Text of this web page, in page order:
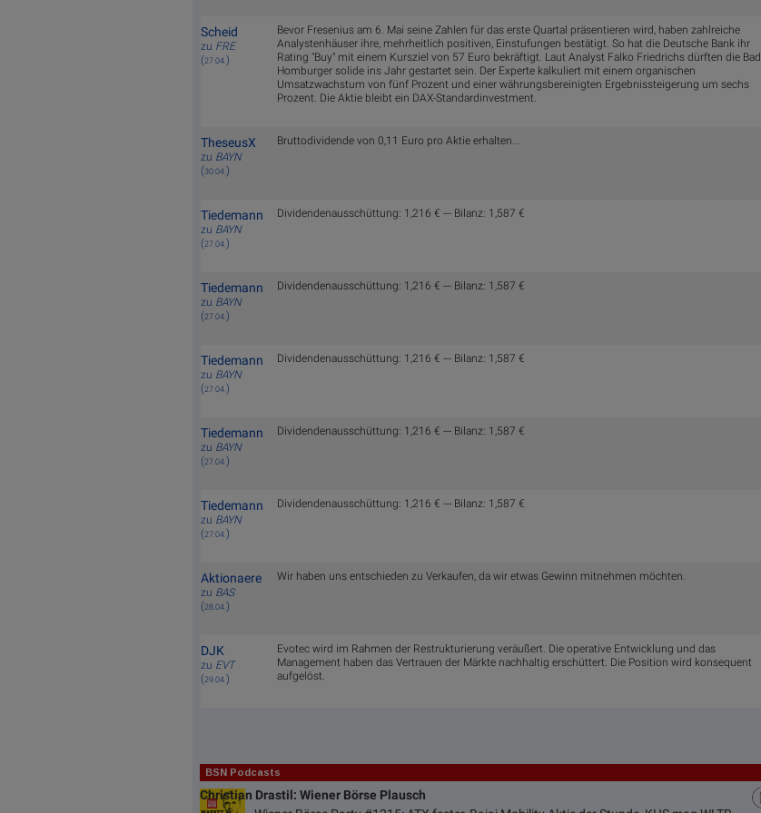
Scheid
zu FRE
(27.04. )
Bevor Fresenius am 6. Mai seine Zahlen für das erste Quartal präsentieren wird, haben zahlreiche
Analystenhäuser ihre, mehrheitlich positiven, Einstufungen bestätigt. So hat die Deutsche Bank ihr
Rating "Buy" mit einem Kursziel von 57 Euro bekräftigt. Laut Analyst Falko Friedrichs dürften die Bad
Homburger solide ins Jahr gestartet sein. Der Experte kalkuliert mit einem organischen
Umsatzwachstum von fünf Prozent und einer währungsbereinigten Ergebnissteigerung um sechs
Prozent. Die Aktie bleibt ein DAX-Standardinvestment.
TheseusX
zu BAYN
(30.04. )
Bruttodividende von 0,11 Euro pro Aktie erhalten...
Tiedemann
zu BAYN
(27.04. )
Dividendenausschüttung: 1,216 € --- Bilanz: 1,587 €
Tiedemann
zu BAYN
(27.04. )
Dividendenausschüttung: 1,216 € --- Bilanz: 1,587 €
Tiedemann
zu BAYN
(27.04. )
Dividendenausschüttung: 1,216 € --- Bilanz: 1,587 €
Tiedemann
zu BAYN
(27.04. )
Dividendenausschüttung: 1,216 € --- Bilanz: 1,587 €
Tiedemann
zu BAYN
(27.04. )
Dividendenausschüttung: 1,216 € --- Bilanz: 1,587 €
Aktionaere
zu BAS
(28.04. )
Wir haben uns entschieden zu Verkaufen, da wir etwas Gewinn mitnehmen möchten.
DJK
zu EVT
(29.04. )
Evotec wird im Rahmen der Restrukturierung veräußert. Die operative Entwicklung und das
Management haben das Vertrauen der Märkte nachhaltig erschüttert. Die Position wird konsequent
aufgelöst.
BSN Podcasts
Christian Drastil: Wiener Börse Plausch